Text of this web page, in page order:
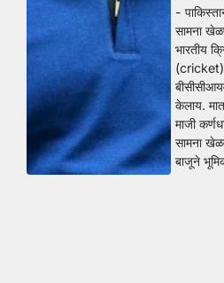
-
सामना
भारतीय
केलाय.
माजी
सामना
बाजूने